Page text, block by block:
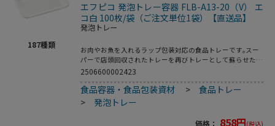
187種類
エフピコ 発泡トレー容器 FLB-A13-20（V） エ
コ白 100枚/袋（ご注文単位1袋）【直送品】
発泡トレー
お肉やお魚を入れるラップ包装対応の食品トレーです｡スー
パーで店頭回収されたトレーを再びトレーとして蘇らせたリ
サイクルトレーです｡●電子レンジ使用不可●オーブン使用
不可●耐熱温度:80℃●入数:100枚
2506600002423
食品容器・食品包装資材 >食品トレー
> 発泡トレー
価格： 858円(税込)